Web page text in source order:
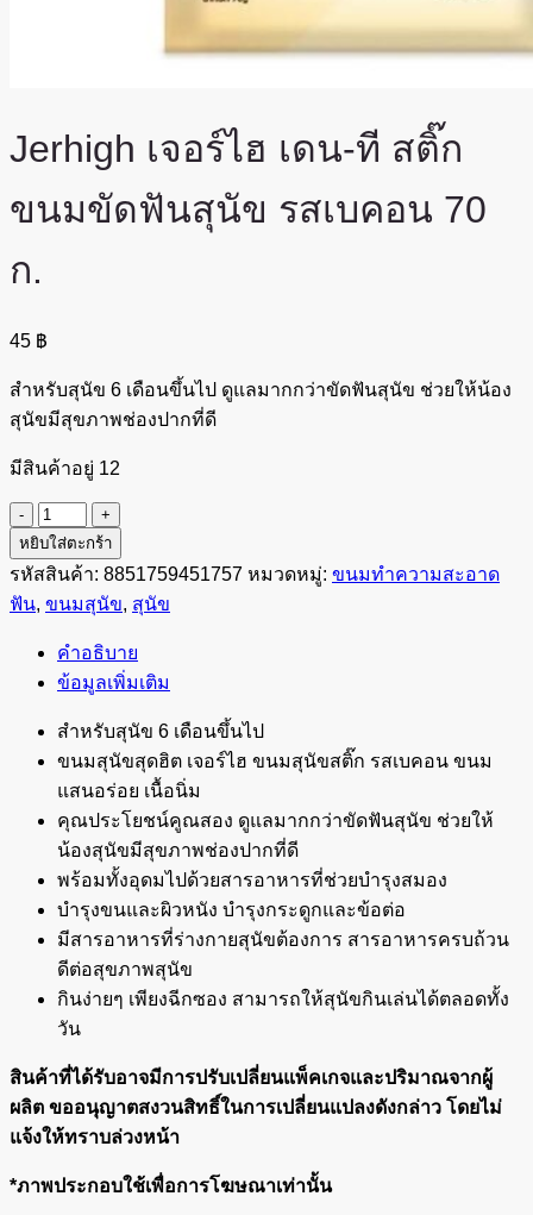
Jerhigh เจอร์ไฮ เดน-ที สติ๊ก
ขนมขัดฟันสุนัข รสเบคอน 70
ก.
45 ฿
สำหรับสุนัข 6 เดือนขึ้นไป ดูแลมากกว่าขัดฟันสุนัข ช่วยให้น้อง
สุนัขมีสุขภาพช่องปากที่ดี
มีสินค้าอยู่ 12
จำนวน
Jerhigh
เจ
อร์ไฮ
ที
สติ๊ก
70
ก.
ชิ้น
หยิบใส่ตะกร้า
รหัสสินค้า: 8851759451757 หมวดหมู่: ขนมทำความสะอาด
ฟัน, ขนมสุนัข, สุนัข
คำอธิบาย
ข้อมูลเพิ่มเติม
สำหรับสุนัข 6 เดือนขึ้นไป
ขนมสุนัขสุดฮิต เจอร์ไฮ ขนมสุนัขสติ๊ก รสเบคอน ขนม
แสนอร่อย เนื้อนิ่ม
คุณประโยชน์คูณสอง ดูแลมากกว่าขัดฟันสุนัข ช่วยให้
น้องสุนัขมีสุขภาพช่องปากที่ดี
พร้อมทั้งอุดมไปด้วยสารอาหารที่ช่วยบำรุงสมอง
บำรุงขนและผิวหนัง บำรุงกระดูกและข้อต่อ
มีสารอาหารที่ร่างกายสุนัขต้องการ สารอาหารครบถ้วน
ดีต่อสุขภาพสุนัข
กินง่ายๆ เพียงฉีกซอง สามารถให้สุนัขกินเล่นได้ตลอดทั้ง
วัน
สินค้าที่ได้รับอาจมีการปรับเปลี่ยนแพ็คเกจและปริมาณจากผู้
ผลิต ขออนุญาตสงวนสิทธิ์ในการเปลี่ยนแปลงดังกล่าว โดยไม่
แจ้งให้ทราบล่วงหน้า
*ภาพประกอบใช้เพื่อการโฆษณาเท่านั้น